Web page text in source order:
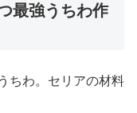
最強うちわ作
ちわ。セリアの材料